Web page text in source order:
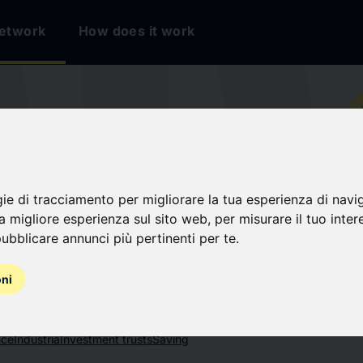
di tracciamento per migliorare la tua esperienza di
migliore esperienza sul sito web, per misurare il tuo
annunci più pertinenti per te.
How does it work
IndustriaInvestment trustsSaving